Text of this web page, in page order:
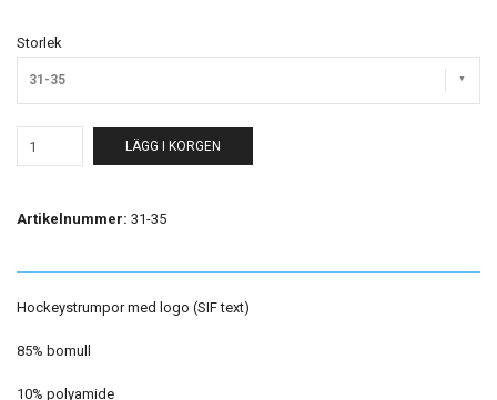
Storlek
31-35
LÄGG I KORGEN
Artikelnummer: 31-35
Hockeystrumpor med logo (SIF text)
85% bomull
10% polyamide